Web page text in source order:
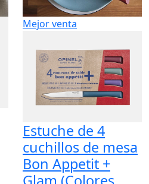
Mejor venta
Estuche de 4
cuchillos de mesa
Bon Appetit +